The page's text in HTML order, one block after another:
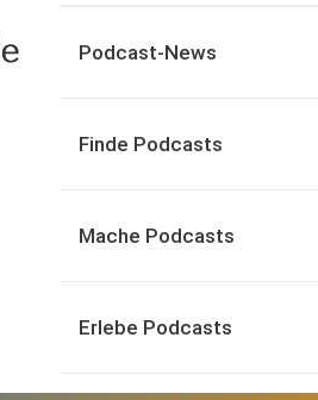
Podcast-News
Finde Podcasts
Mache Podcasts
Erlebe Podcasts